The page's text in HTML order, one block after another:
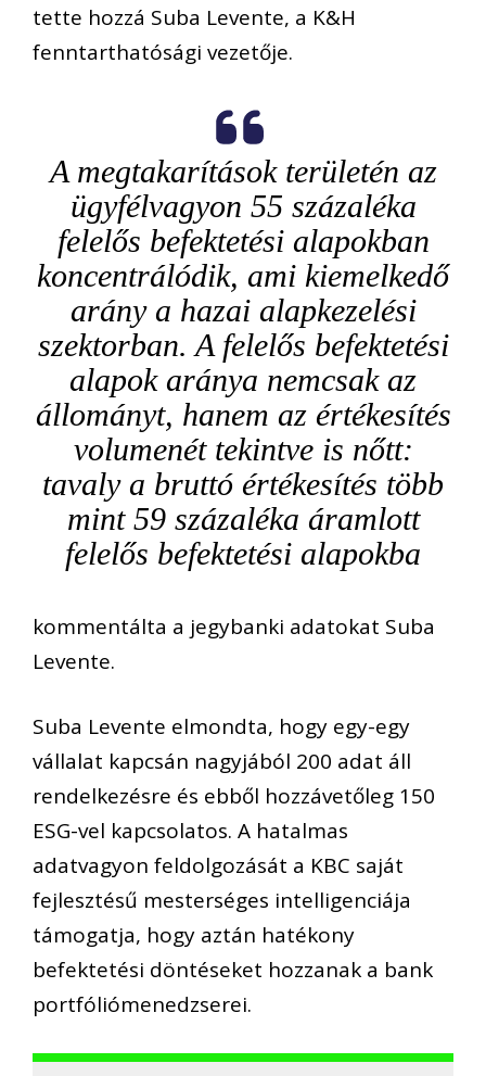
tette hozzá Suba Levente, a K&H
fenntarthatósági vezetője.
A megtakarítások területén az
ügyfélvagyon 55 százaléka
felelős befektetési alapokban
koncentrálódik, ami kiemelkedő
arány a hazai alapkezelési
szektorban. A felelős befektetési
alapok aránya nemcsak az
állományt, hanem az értékesítés
volumenét tekintve is nőtt:
tavaly a bruttó értékesítés több
mint 59 százaléka áramlott
felelős befektetési alapokba
kommentálta a jegybanki adatokat Suba
Levente.
Suba Levente elmondta, hogy egy-egy
vállalat kapcsán nagyjából 200 adat áll
rendelkezésre és ebből hozzávetőleg 150
ESG-vel kapcsolatos. A hatalmas
adatvagyon feldolgozását a KBC saját
fejlesztésű mesterséges intelligenciája
támogatja, hogy aztán hatékony
befektetési döntéseket hozzanak a bank
portfóliómenedzserei.